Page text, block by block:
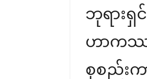
ဘုရားရှ
ဟာကဿ
စုစည်းက